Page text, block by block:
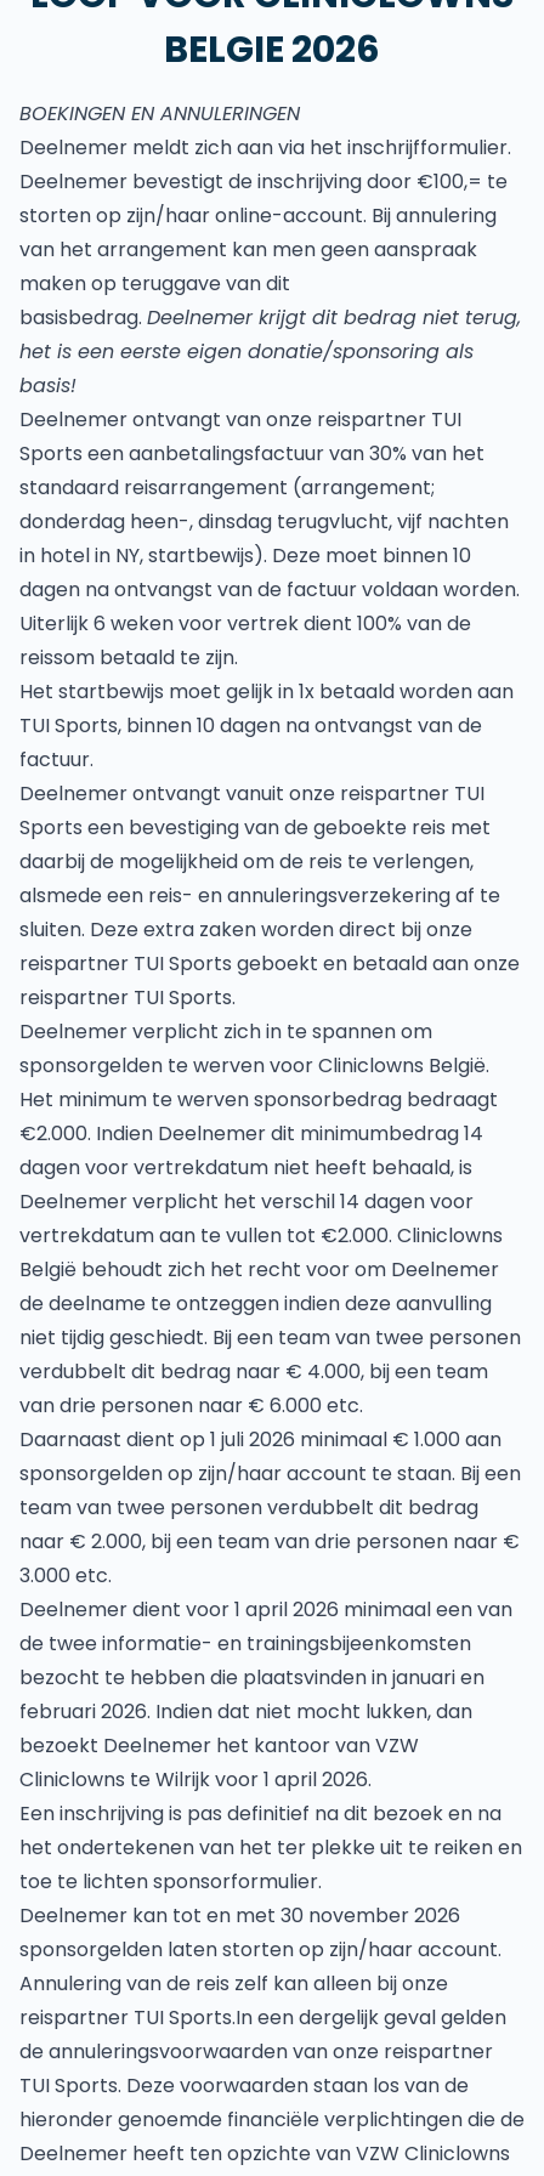
BELGIE 2026
BOEKINGEN EN ANNULERINGEN
Deelnemer meldt zich aan via het inschrijfformulier.
Deelnemer bevestigt de inschrijving door €100,= te
storten op zijn/haar online-account. Bij annulering
van het arrangement kan men geen aanspraak
maken op teruggave van dit
basisbedrag. Deelnemer krijgt dit bedrag niet terug,
het is een eerste eigen donatie/sponsoring als
basis!
Deelnemer ontvangt van onze reispartner TUI
Sports een aanbetalingsfactuur van 30% van het
standaard reisarrangement (arrangement;
donderdag heen-, dinsdag terugvlucht, vijf nachten
in hotel in NY, startbewijs). Deze moet binnen 10
dagen na ontvangst van de factuur voldaan worden.
Uiterlijk 6 weken voor vertrek dient 100% van de
reissom betaald te zijn.
Het startbewijs moet gelijk in 1x betaald worden aan
TUI Sports, binnen 10 dagen na ontvangst van de
factuur.
Deelnemer ontvangt vanuit onze reispartner TUI
Sports een bevestiging van de geboekte reis met
daarbij de mogelijkheid om de reis te verlengen,
alsmede een reis- en annuleringsverzekering af te
sluiten. Deze extra zaken worden direct bij onze
reispartner TUI Sports geboekt en betaald aan onze
reispartner TUI Sports.
Deelnemer verplicht zich in te spannen om
sponsorgelden te werven voor Cliniclowns België.
Het minimum te werven sponsorbedrag bedraagt
€2.000. Indien Deelnemer dit minimumbedrag 14
dagen voor vertrekdatum niet heeft behaald, is
Deelnemer verplicht het verschil 14 dagen voor
vertrekdatum aan te vullen tot €2.000. Cliniclowns
België behoudt zich het recht voor om Deelnemer
de deelname te ontzeggen indien deze aanvulling
niet tijdig geschiedt. Bij een team van twee personen
verdubbelt dit bedrag naar € 4.000, bij een team
van drie personen naar € 6.000 etc.
Daarnaast dient op 1 juli 2026 minimaal € 1.000 aan
sponsorgelden op zijn/haar account te staan. Bij een
team van twee personen verdubbelt dit bedrag
naar € 2.000, bij een team van drie personen naar €
3.000 etc.
Deelnemer dient voor 1 april 2026 minimaal een van
de twee informatie- en trainingsbijeenkomsten
bezocht te hebben die plaatsvinden in januari en
februari 2026. Indien dat niet mocht lukken, dan
bezoekt Deelnemer het kantoor van VZW
Cliniclowns te Wilrijk voor 1 april 2026.
Een inschrijving is pas definitief na dit bezoek en na
het ondertekenen van het ter plekke uit te reiken en
toe te lichten sponsorformulier.
Deelnemer kan tot en met 30 november 2026
sponsorgelden laten storten op zijn/haar account.
Annulering van de reis zelf kan alleen bij onze
reispartner TUI Sports.In een dergelijk geval gelden
de annuleringsvoorwaarden van onze reispartner
TUI Sports. Deze voorwaarden staan los van de
hieronder genoemde financiële verplichtingen die de
Deelnemer heeft ten opzichte van VZW Cliniclowns